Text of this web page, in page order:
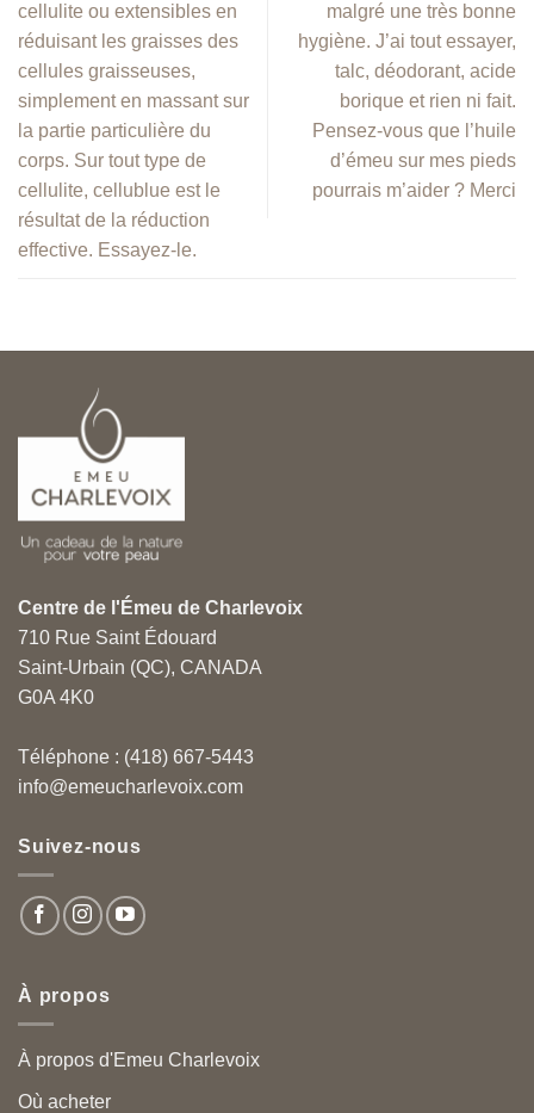
cellulite ou extensibles en
réduisant les graisses des
cellules graisseuses,
simplement en massant sur
la partie particulière du
corps. Sur tout type de
cellulite, cellublue est le
résultat de la réduction
effective. Essayez-le.
malgré une très bonne
hygiène. J’ai tout essayer,
talc, déodorant, acide
borique et rien ni fait.
Pensez-vous que l’huile
d’émeu sur mes pieds
pourrais m’aider ? Merci
Centre de l'Émeu de Charlevoix
710 Rue Saint Édouard
Saint-Urbain (QC), CANADA
G0A 4K0
Téléphone : (418) 667-5443
info@emeucharlevoix.com
Suivez-nous
À propos
À propos d'Emeu Charlevoix
Où acheter